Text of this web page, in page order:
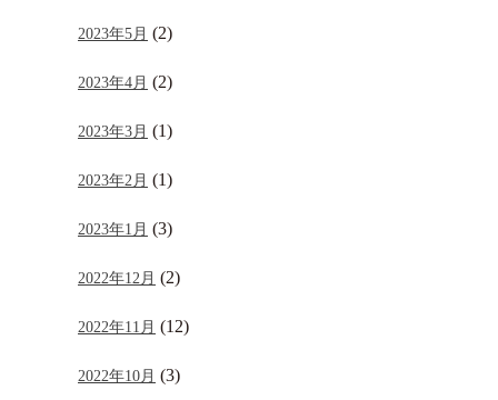
2023年5月 (2)
2023年4月 (2)
2023年3月 (1)
2023年2月 (1)
2023年1月 (3)
2022年12月 (2)
2022年11月 (12)
2022年10月 (3)